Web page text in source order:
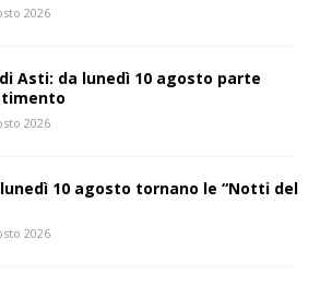
2026
Asti: da lunedì 10 agosto parte
2026
10 agosto tornano le “Notti del
2026